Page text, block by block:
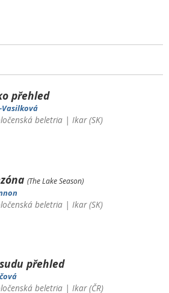
přehled
Vasilková
beletria| Ikar (SK)
(The Lake Season)
beletria| Ikar (SK)
přehled
beletria| Ikar (ČR)